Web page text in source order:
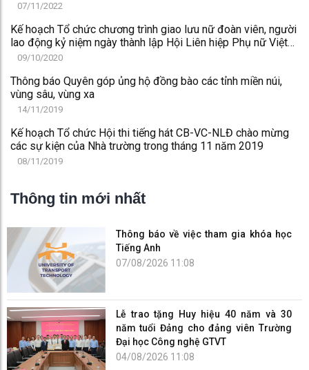
07/11/2022
Kế hoạch Tổ chức chương trình giao lưu nữ đoàn viên, người
lao động kỷ niệm ngày thành lập Hội Liên hiệp Phụ nữ Việt
Nam năm 2020
09/10/2020
Thông báo Quyên góp ủng hộ đồng bào các tỉnh miền núi,
vùng sâu, vùng xa
14/11/2019
Kế hoạch Tổ chức Hội thi tiếng hát CB-VC-NLĐ chào mừng
các sự kiện của Nhà trường trong tháng 11 năm 2019
08/11/2019
Thông tin mới nhất
Thông báo về việc tham gia khóa học
Tiếng Anh
07/08/2026 11:08
Lễ trao tặng Huy hiệu 40 năm và 30
năm tuổi Đảng cho đảng viên Trường
Đại học Công nghệ GTVT
04/08/2026 11:08